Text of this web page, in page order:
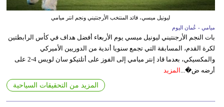
ليونيل ميسي، قائد المنتخب الأرجنتيني ونجم انتر ميامي
ميامي - عُمان اليوم
بات النجم الأرجنتيني ليونيل ميسي يوم الأربعاء أفضل هداف في كأس الرابطتين
لكرة القدم، المسابقة التي تجمع سنويا أندية من الدوريين الأميركي
والمكسيكي، بعدما قاد إنتر ميامي إلى الفوز على أتلتيكو سان لويس 4-2 على
أرضه ض�... المزيد
المزيد من التحقيقات السياحية